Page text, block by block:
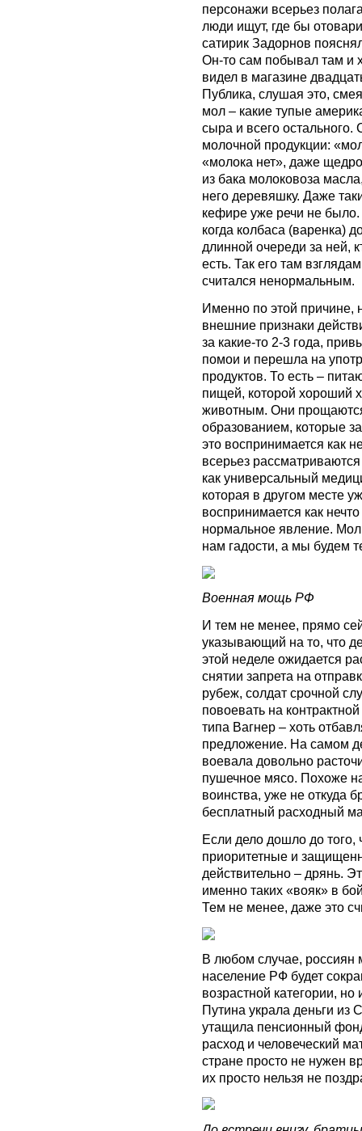
персонажи всерьез
люди ищут, где бы
сатирик Задорнов
Он-то сам побывал там и
видел в магазине
Публика, слушая это,
мол – какие тупые
сыра и всего
молочной продукции:
«молока нет», даже
из бака молоковоза
него деревяшку. Даже
кефире уже речи не
когда колбаса (варенка)
длинной очереди за ней,
есть. Так его там
считался ненормальным.
Именно по этой
внешние признаки
за какие-то 2-3 года,
помои и перешла на
продуктов. То есть –
пищей, которой хороший
животным. Они
образованием, которые
это воспринимается как
всерьез
как универсальный
которая в другом месте
воспринимается как
нормальное явление.
нам гадости, а мы будем
Военная мощь РФ
И тем не менее, прямо
указывающий на то, что
этой неделе ожидается
снятии запрета на
рубеж, солдат срочной
повоевать на
типа Вагнер – хоть
предложение. На самом
воевала довольно
пушечное мясо. Похоже
воинства, уже не откуда
бесплатный расходный
Если дело дошло до того,
приоритетные и
действительно – дрянь.
именно таких «вояк» в
Тем не менее, даже это
В любом случае, россиян
население РФ будет
возрастной категории,
Путина украла деньги из
утащила пенсионный
расход и человеческий
стране просто не нужен
их просто нельзя не